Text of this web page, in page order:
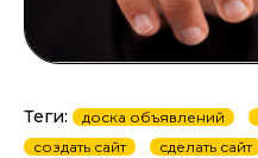
Теги: доска объявлений
создать сайт
сделать сайт